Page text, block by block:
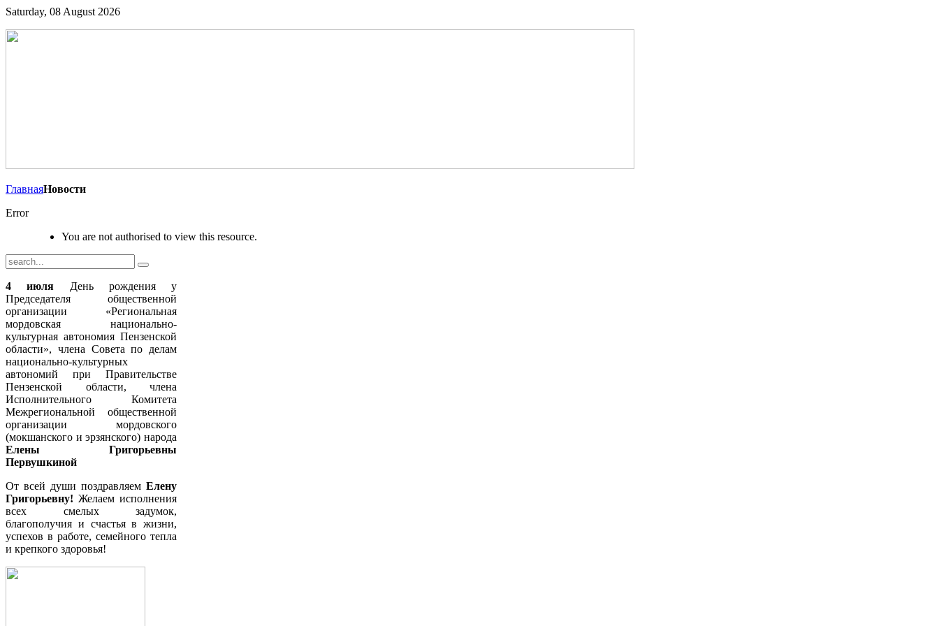
Saturday, 08 August 2026
ГлавнаяНовости
Error
You are not authorised to view this resource.
4 июля День рождения у
Председателя общественной
организации «Региональная
мордовская национально-
культурная автономия Пензенской
области», члена Совета по делам
национально-культурных
автономий при Правительстве
Пензенской области, члена
Исполнительного Комитета
Межрегиональной общественной
организации мордовского
(мокшанского и эрзянского) народа
Елены Григорьевны
Первушкиной
От всей души поздравляем Елену
Григорьевну! Желаем исполнения
всех смелых задумок,
благополучия и счастья в жизни,
успехов в работе, семейного тепла
и крепкого здоровья!